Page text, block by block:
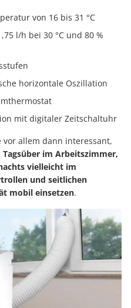
von 16 bis 31 °C
l/h bei 30 °C und 80 %
horizontale Oszillation
mit digitaler Zeitschaltuhr
vor allem dann interessant,
Tagsüber im Arbeitszimmer,
vielleicht im
und seitlichen
mobil einsetzen.